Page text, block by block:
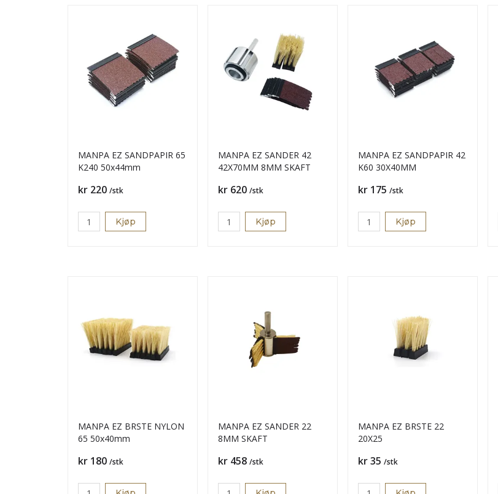
MANPA EZ SANDPAPIR 65
K240 50x44mm
Pris
kr 220 /stk
Kjøp
MANPA EZ SANDER 42
42X70MM 8MM SKAFT
Pris
kr 620 /stk
Kjøp
MANPA EZ SANDPAPIR 42
K60 30X40MM
Pris
kr 175 /stk
Kjøp
MANPA EZ BRSTE NYLON
65 50x40mm
Pris
kr 180 /stk
MANPA EZ SANDER 22
8MM SKAFT
Pris
kr 458 /stk
MANPA EZ BRSTE 22
20X25
Pris
kr 35 /stk